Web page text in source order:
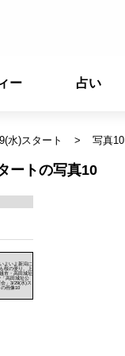
ー 占い
水)スタート 写真10
ートの写真10